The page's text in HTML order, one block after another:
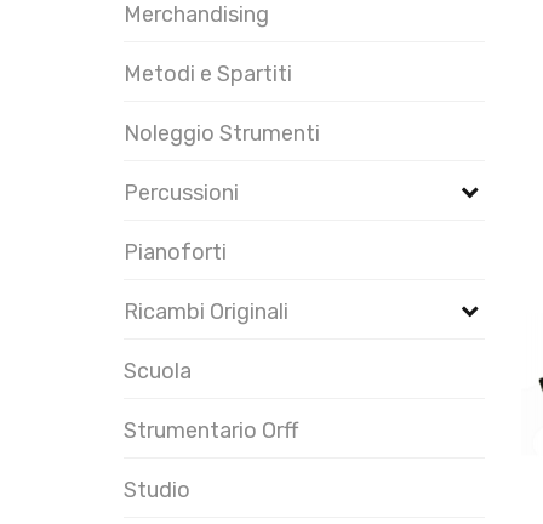
Merchandising
Metodi e Spartiti
Noleggio Strumenti
Percussioni
Pianoforti
Ricambi Originali
Scuola
Strumentario Orff
Studio